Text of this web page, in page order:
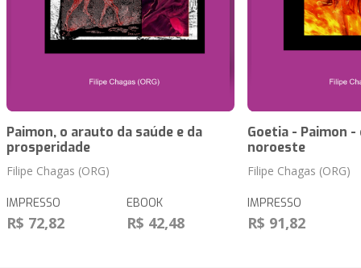
Paimon, o arauto da saúde e da
prosperidade
Filipe Chagas (ORG)
IMPRESSO
R$ 72,82
EBOOK
R$ 42,48
Goetia - Paimon
noroeste
Filipe Chagas (ORG)
IMPRESSO
R$ 91,82